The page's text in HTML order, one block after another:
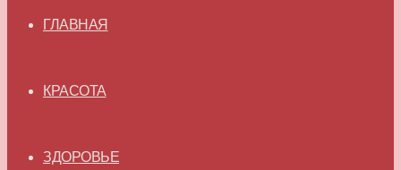
ГЛАВНАЯ
КРАСОТА
ЗДОРОВЬЕ